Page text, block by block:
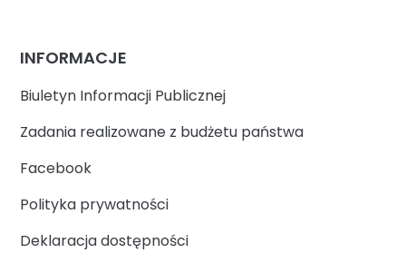
INFORMACJE
Biuletyn Informacji Publicznej
Zadania realizowane z budżetu państwa
Facebook
Polityka prywatności
Deklaracja dostępności